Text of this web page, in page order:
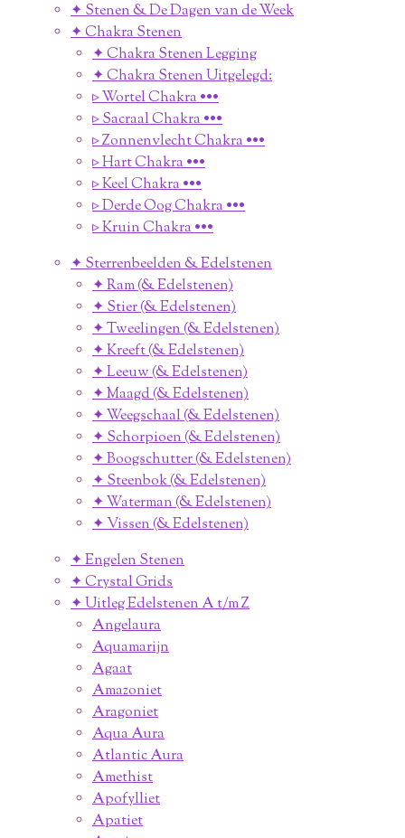
✦ Stenen & De Dagen van de Week
✦ Chakra Stenen
✦ Chakra Stenen Legging
✦ Chakra Stenen Uitgelegd:
▹ Wortel Chakra •••
▹ Sacraal Chakra •••
▹ Zonnenvlecht Chakra •••
▹ Hart Chakra •••
▹ Keel Chakra •••
▹ Derde Oog Chakra •••
▹ Kruin Chakra •••
✦ Sterrenbeelden & Edelstenen
✦ Ram (& Edelstenen)
✦ Stier (& Edelstenen)
✦ Tweelingen (& Edelstenen)
✦ Kreeft (& Edelstenen)
✦ Leeuw (& Edelstenen)
✦ Maagd (& Edelstenen)
✦ Weegschaal (& Edelstenen)
✦ Schorpioen (& Edelstenen)
✦ Boogschutter (& Edelstenen)
✦ Steenbok (& Edelstenen)
✦ Waterman (& Edelstenen)
✦ Vissen (& Edelstenen)
✦ Engelen Stenen
✦ Crystal Grids
✦ Uitleg Edelstenen A t/m Z
Angelaura
Aquamarijn
Agaat
Amazoniet
Aragoniet
Aqua Aura
Atlantic Aura
Amethist
Apofylliet
Apatiet